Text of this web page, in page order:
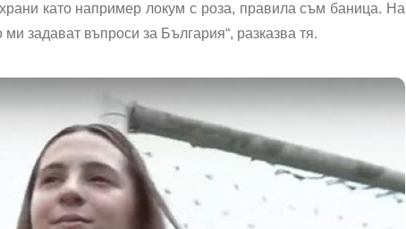
като например локум с роза, правила съм баница. На
задават въпроси за България“, разказва тя.